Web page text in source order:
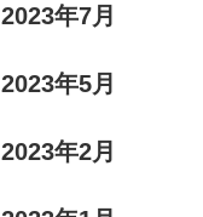
2023年7月
2023年5月
2023年2月